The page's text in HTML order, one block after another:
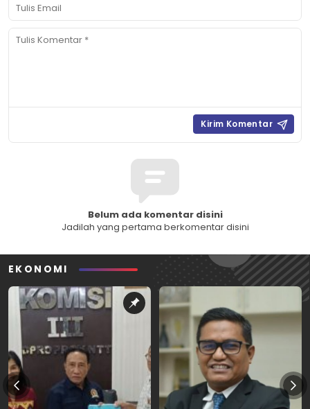
Belum ada komentar disini
Jadilah yang pertama berkomentar disini
EKONOMI